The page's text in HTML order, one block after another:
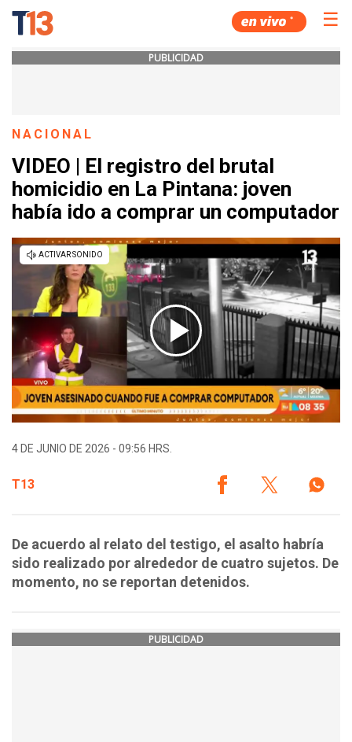
☰
PUBLICIDAD
NACIONAL
VIDEO | El registro del brutal
homicidio en La Pintana: joven
había ido a comprar un computador
4 DE JUNIO DE 2026 - 09:56 HRS.
T13
De acuerdo al relato del testigo, el asalto habría
sido realizado por alrededor de cuatro sujetos. De
momento, no se reportan detenidos.
PUBLICIDAD